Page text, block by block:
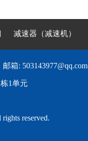
减速器（减速机）
邮箱: 503143977@qq.com
1单元
reserved.